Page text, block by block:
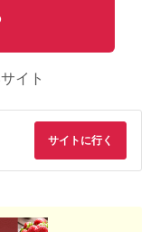
イト
サイトに行く